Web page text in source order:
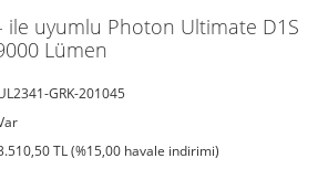
ile uyumlu Photon Ultimate D1S
Lümen
GRK-201045
TL (%15,00 havale indirimi)